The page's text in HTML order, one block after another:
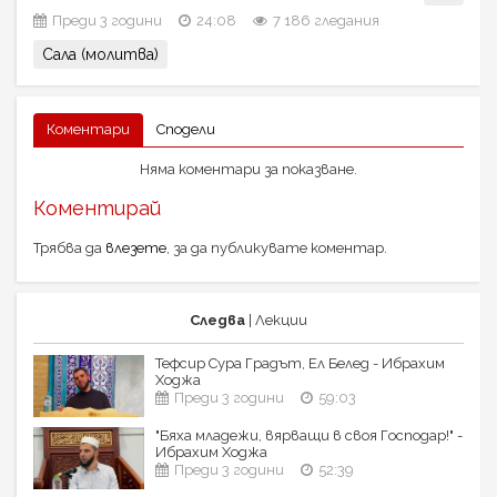
Преди 3 години 24:08 7 186 гледания
Сала (молитва)
Коментари Сподели
Няма коментари за показване.
Коментирай
Трябва да влезете, за да публикувате коментар.
Следва | Лекции
Тефсир Сура Градът, Ел Белед - Ибрахим
Ходжа
Преди 3 години
59:03
"Бяха младежи, вярващи в своя Господар!" -
Ибрахим Ходжа
Преди 3 години
52:39